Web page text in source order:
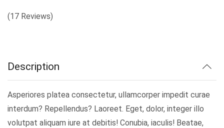
(17 Reviews)
Description
Asperiores platea consectetur, ullamcorper impedit curae
interdum? Repellendus? Laoreet. Eget, dolor, integer illo
volutpat aliquam iure at debitis! Conubia, iaculis! Beatae,